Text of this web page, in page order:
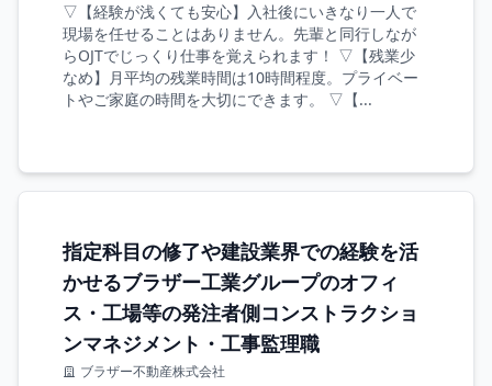
▽【経験が浅くても安心】入社後にいきなり一人で
現場を任せることはありません。先輩と同行しなが
らOJTでじっくり仕事を覚えられます！ ▽【残業少
なめ】月平均の残業時間は10時間程度。プライベー
トやご家庭の時間を大切にできます。 ▽【...
指定科目の修了や建設業界での経験を活
かせるブラザー工業グループのオフィ
ス・工場等の発注者側コンストラクショ
ンマネジメント・工事監理職
ブラザー不動産株式会社